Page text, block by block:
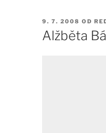
PUBLIKOVÁNO
9. 7. 2008 OD
Alžběta